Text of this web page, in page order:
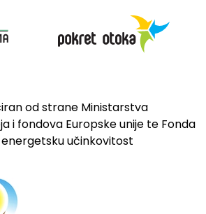
od strane Ministarstva
i fondova Europske unije te Fonda
učinkovitost